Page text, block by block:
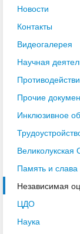
Новости
Контакты
Видеогалерея
Научная
Прочие
Инклюзивное
Память и
Независимая
ЦДО
Наука